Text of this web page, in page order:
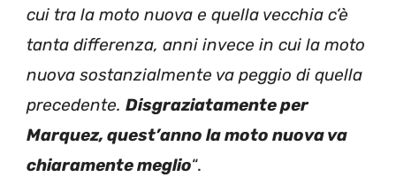
cui tra la moto nuova e quella vecchia c’è
tanta differenza, anni invece in cui la moto
nuova sostanzialmente va peggio di quella
precedente. Disgraziatamente per
Marquez, quest’anno la moto nuova va
chiaramente meglio“.